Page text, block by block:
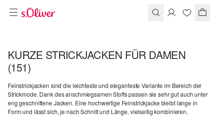
KURZE STRICKJACKEN FÜR DAMEN
(151)
Feinstrickjacken sind die leichteste und eleganteste Variante im Bereich der
Strickmode. Dank des anschmiegsamen Stoffs passen sie sehr gut auch unter
eng geschnittene Jacken. Eine hochwertige Feinstrickjacke bleibt lange in
Form und lässt sich, je nach Schnitt und Länge, vielseitig kombinieren.